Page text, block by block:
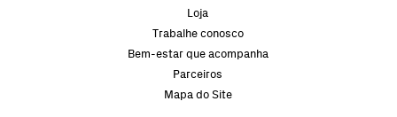
Loja
Trabalhe conosco
Bem-estar que acompanha
Parceiros
Mapa do Site